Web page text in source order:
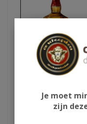
Je moet
zijn